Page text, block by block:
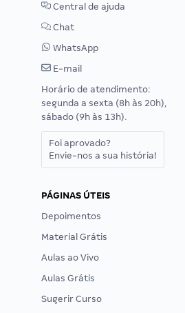
Central de ajuda
Chat
WhatsApp
E-mail
Horário de atendimento:
segunda a sexta (8h às 20h),
sábado (9h às 13h).
Foi aprovado?
Envie-nos a sua história!
PÁGINAS ÚTEIS
Depoimentos
Material Grátis
Aulas ao Vivo
Aulas Grátis
Sugerir Curso